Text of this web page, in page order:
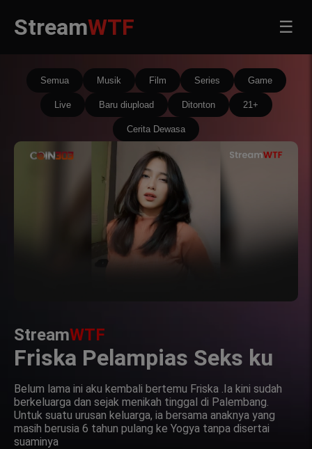
StreamWTF ☰
Semua Musik Film Series Game
Live Baru diupload Ditonton 21+
Cerita Dewasa
StreamWTF
Friska Pelampias Seks ku
Belum lama ini aku kembali bertemu Friska .Ia kini sudah
berkeluarga dan sejak menikah tinggal di Palembang.
Untuk suatu urusan keluarga, ia bersama anaknya yang
masih berusia 6 tahun pulang ke Yogya tanpa disertai
suaminya